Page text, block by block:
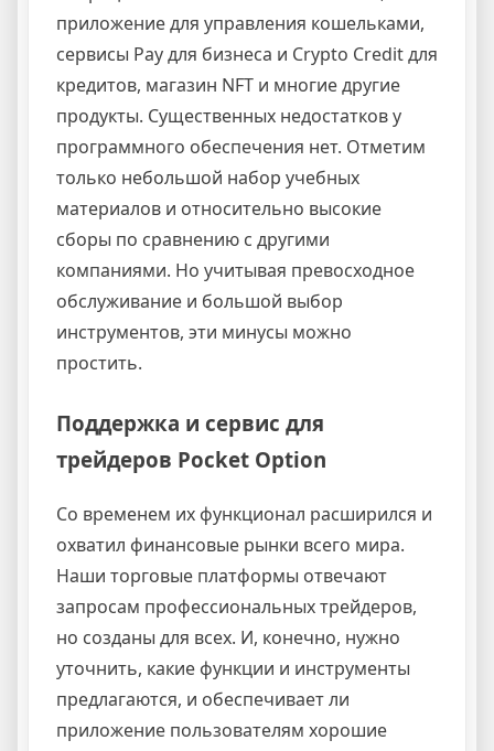
приложение для управления кошельками,
сервисы Pay для бизнеса и Crypto Credit для
кредитов, магазин NFT и многие другие
продукты. Существенных недостатков у
программного обеспечения нет. Отметим
только небольшой набор учебных
материалов и относительно высокие
сборы по сравнению с другими
компаниями. Но учитывая превосходное
обслуживание и большой выбор
инструментов, эти минусы можно
простить.
Поддержка и сервис для
трейдеров Pocket Option
Со временем их функционал расширился и
охватил финансовые рынки всего мира.
Наши торговые платформы отвечают
запросам профессиональных трейдеров,
но созданы для всех. И, конечно, нужно
уточнить, какие функции и инструменты
предлагаются, и обеспечивает ли
приложение пользователям хорошие